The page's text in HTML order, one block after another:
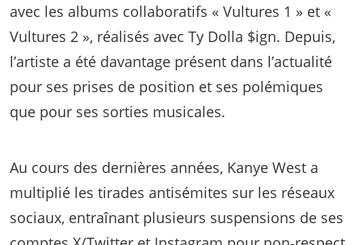
avec les albums collaboratifs « Vultures 1 » et «
Vultures 2 », réalisés avec Ty Dolla $ign. Depuis,
l’artiste a été davantage présent dans l’actualité
pour ses prises de position et ses polémiques
que pour ses sorties musicales.
Au cours des dernières années, Kanye West a
multiplié les tirades antisémites sur les réseaux
sociaux, entraînant plusieurs suspensions de ses